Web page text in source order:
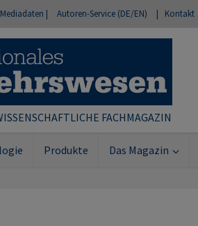
Mediadaten | Autoren-Service (DE/EN) | Kontakt
FACHMAGAZIN
Produkte Das Magazin